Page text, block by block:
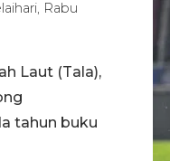
Rabu
Laut (Tala),
tahun buku